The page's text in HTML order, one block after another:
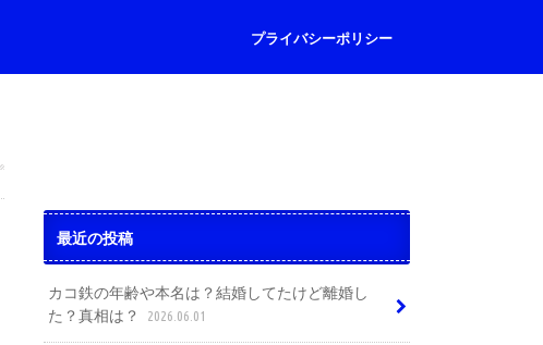
プライバシーポリシー
最近の投稿
カコ鉄の年齢や本名は？結婚してたけど離婚し
た？真相は？
2026.06.01